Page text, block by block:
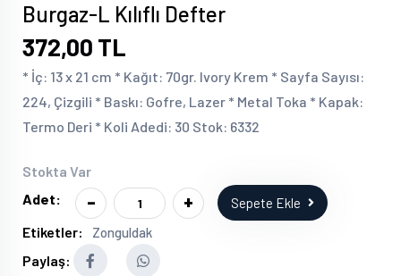
Burgaz-L Kılıflı Defter
372,00 TL
* İç: 13 x 21 cm * Kağıt: 70gr. Ivory Krem * Sayfa Sayısı:
224, Çizgili * Baskı: Gofre, Lazer * Metal Toka * Kapak:
Termo Deri * Koli Adedi: 30 Stok: 6332
Stokta Var
Adet:
- + Sepete Ekle
Etiketler: Zonguldak
Paylaş: